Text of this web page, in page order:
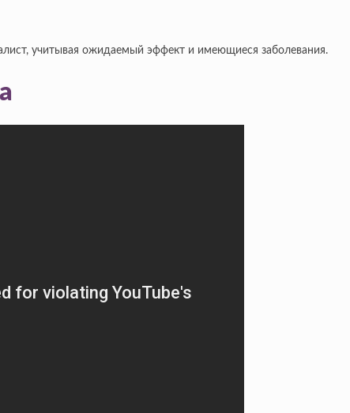
учитывая ожидаемый эффект и имеющиеся заболевания.